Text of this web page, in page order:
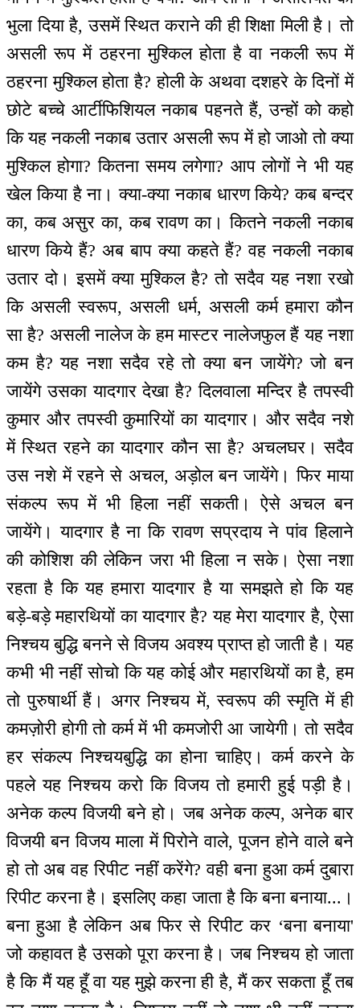
भुला दिया है, उसमें स्थित कराने की ही शिक्षा मिली है। तो
असली रूप में ठहरना मुश्किल होता है वा नकली रूप में
ठहरना मुश्किल होता है? होली के अथवा दशहरे के दिनों में
छोटे बच्चे आर्टीफिशियल नकाब पहनते हैं, उन्हों को कहो
कि यह नकली नकाब उतार असली रूप में हो जाओ तो क्या
मुश्किल होगा? कितना समय लगेगा? आप लोगों ने भी यह
खेल किया है ना। क्या-क्या नकाब धारण किये? कब बन्दर
का, कब असुर का, कब रावण का। कितने नकली नकाब
धारण किये हैं? अब बाप क्या कहते हैं? वह नकली नकाब
उतार दो। इसमें क्या मुश्किल है? तो सदैव यह नशा रखो
कि असली स्वरूप, असली धर्म, असली कर्म हमारा कौन
सा है? असली नालेज के हम मास्टर नालेजफुल हैं यह नशा
कम है? यह नशा सदैव रहे तो क्या बन जायेंगे? जो बन
जायेंगे उसका यादगार देखा है? दिलवाला मन्दिर है तपस्वी
कुमार और तपस्वी कुमारियों का यादगार। और सदैव नशे
में स्थित रहने का यादगार कौन सा है? अचलघर। सदैव
उस नशे में रहने से अचल, अड़ोल बन जायेंगे। फिर माया
संकल्प रूप में भी हिला नहीं सकती। ऐसे अचल बन
जायेंगे। यादगार है ना कि रावण सप्रदाय ने पांव हिलाने
की कोशिश की लेकिन जरा भी हिला न सके। ऐसा नशा
रहता है कि यह हमारा यादगार है या समझते हो कि यह
बड़े-बड़े महारथियों का यादगार है? यह मेरा यादगार है, ऐसा
निश्चय बुद्धि बनने से विजय अवश्य प्राप्त हो जाती है। यह
कभी भी नहीं सोचो कि यह कोई और महारथियों का है, हम
तो पुरुषार्थी हैं। अगर निश्चय में, स्वरूप की स्मृति में ही
कमज़ोरी होगी तो कर्म में भी कमजोरी आ जायेगी। तो सदैव
हर संकल्प निश्चयबुद्धि का होना चाहिए। कर्म करने के
पहले यह निश्चय करो कि विजय तो हमारी हुई पड़ी है।
अनेक कल्प विजयी बने हो। जब अनेक कल्प, अनेक बार
विजयी बन विजय माला में पिरोने वाले, पूजन होने वाले बने
हो तो अब वह रिपीट नहीं करेंगे? वही बना हुआ कर्म दुबारा
रिपीट करना है। इसलिए कहा जाता है कि बना बनाया...।
बना हुआ है लेकिन अब फिर से रिपीट कर ‘बना बनाया'
जो कहावत है उसको पूरा करना है। जब निश्चय हो जाता
है कि मैं यह हूँ वा यह मुझे करना ही है, मैं कर सकता हूँ तब